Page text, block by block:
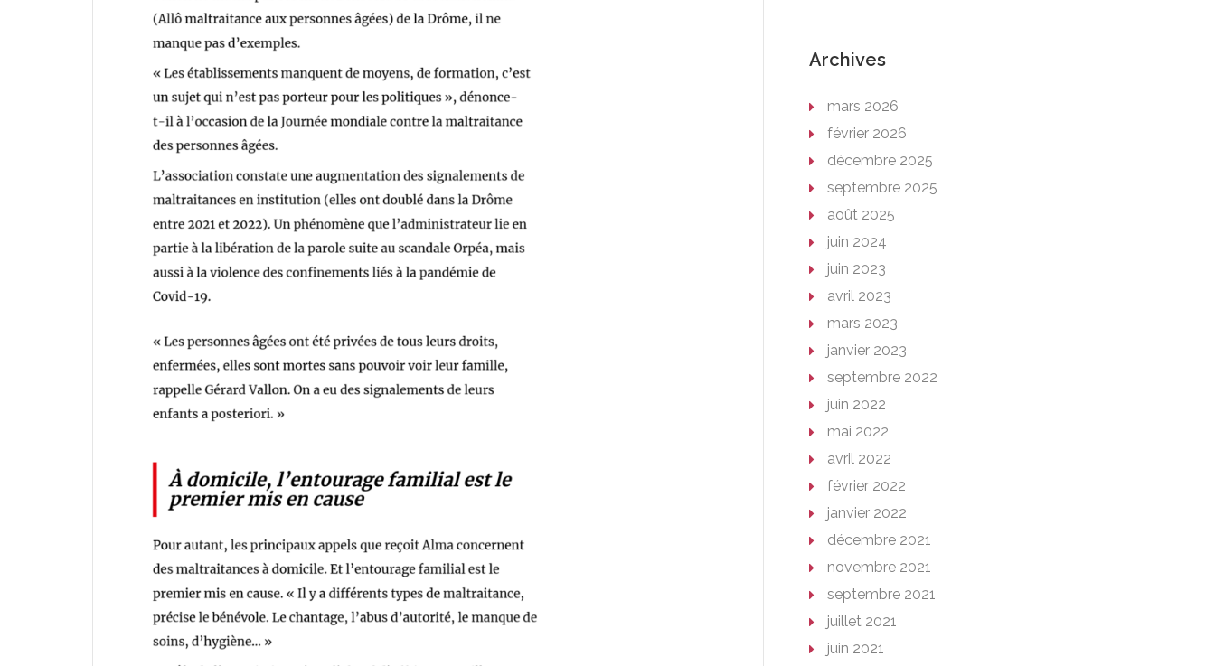
Archives
mars 2026
février 2026
décembre 2025
septembre 2025
août 2025
juin 2024
juin 2023
avril 2023
mars 2023
janvier 2023
septembre 2022
juin 2022
mai 2022
avril 2022
février 2022
janvier 2022
décembre 2021
novembre 2021
septembre 2021
juillet 2021
juin 2021